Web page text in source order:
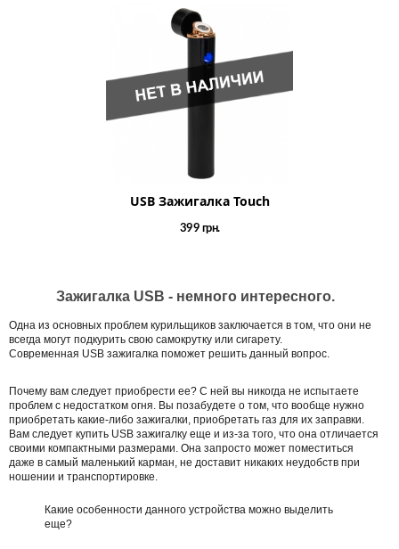
USB Зажигалка Touch
399 грн.
Зажигалка USB - немного интересного.
Одна из основных проблем курильщиков заключается в том, что они не
всегда могут подкурить свою самокрутку или сигарету.
Современная USB зажигалка поможет решить данный вопрос.
Почему вам следует приобрести ее? С ней вы никогда не испытаете
проблем с недостатком огня. Вы позабудете о том, что вообще нужно
приобретать какие-либо зажигалки, приобретать газ для их заправки.
Вам следует купить USB зажигалку еще и из-за того, что она отличается
своими компактными размерами. Она запросто может поместиться
даже в самый маленький карман, не доставит никаких неудобств при
ношении и транспортировке.
Какие особенности данного устройства можно выделить
еще?